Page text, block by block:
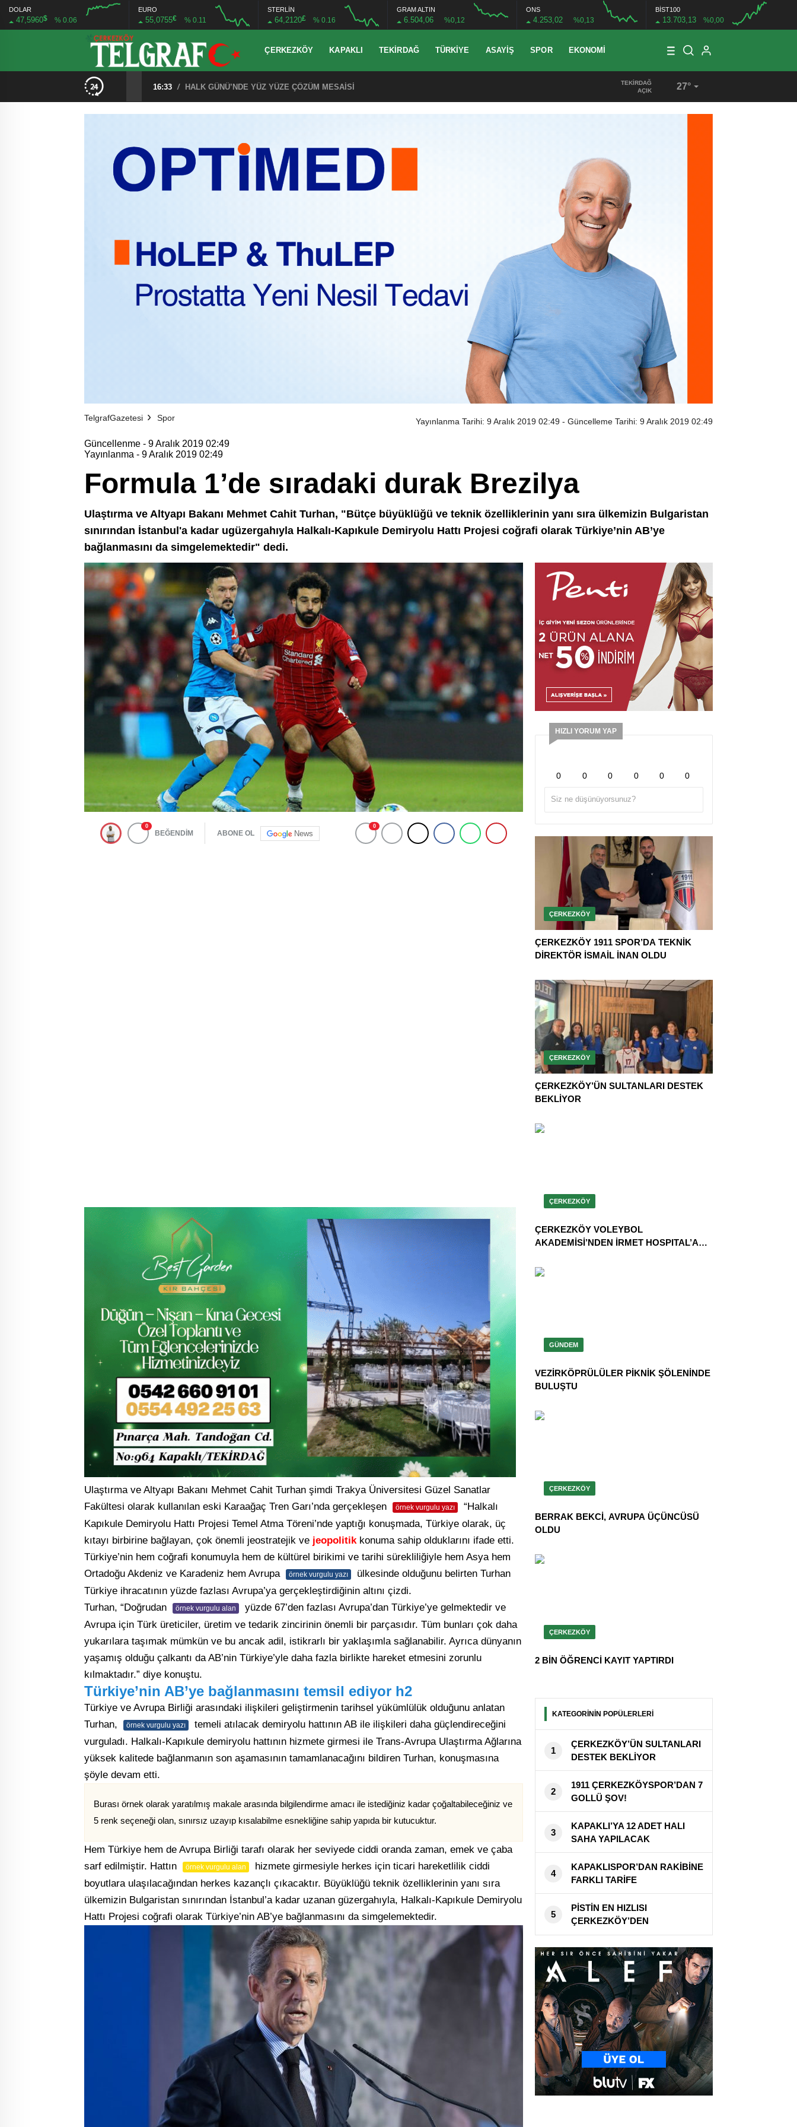
DOLAR
47,5960$ % 0.06
EURO
55,0755€ % 0.11
STERLİN
64,2120£ % 0.16
GRAM ALTIN
6.504,06 %0,12
ONS
4.253,02 %0,13
BİST100
13.703,13 %0,00
ÇERKEZKÖY KAPAKLI TEKIRDAĞ TÜRKIYE ASAYIŞ SPOR EKONOMI
11:05 / KAPAKLI’YA 13 BİN TON ASFALT SERİLDİ 286 MAHALLEDE ÜRETİME GÜÇLÜ DESTEK
TEKIRDAĞ
AÇIK
27°
TelgrafGazetesi Spor Yayınlanma Tarihi: 9 Aralık 2019 02:49 - Güncelleme Tarihi: 9 Aralık 2019 02:49
Güncellenme - 9 Aralık 2019 02:49
Yayınlanma - 9 Aralık 2019 02:49
Formula 1’de sıradaki durak Brezilya
Ulaştırma ve Altyapı Bakanı Mehmet Cahit Turhan, "Bütçe büyüklüğü ve teknik özelliklerinin yanı sıra ülkemizin Bulgaristan
sınırından İstanbul'a kadar ugüzergahıyla Halkalı-Kapıkule Demiryolu Hattı Projesi coğrafi olarak Türkiye’nin AB’ye
bağlanmasını da simgelemektedir" dedi.
0
BEĞENDİM ABONE OL News
0
Ulaştırma ve Altyapı Bakanı Mehmet Cahit Turhan şimdi Trakya Üniversitesi Güzel Sanatlar
Fakültesi olarak kullanılan eski Karaağaç Tren Garı’nda gerçekleşen
örnek vurgulu yazı
“Halkalı
Kapıkule Demiryolu Hattı Projesi Temel Atma Töreni’nde yaptığı konuşmada, Türkiye olarak, üç
kıtayı birbirine bağlayan, çok önemli jeostratejik ve jeopolitikkonuma sahip olduklarını ifade etti.
Türkiye’nin hem coğrafi konumuyla hem de kültürel birikimi ve tarihi sürekliliğiyle hem Asya hem
Ortadoğu Akdeniz ve Karadeniz hem Avrupa
örnek vurgulu yazı
ülkesinde olduğunu belirten Turhan
Türkiye ihracatının yüzde fazlası Avrupa’ya gerçekleştirdiğinin altını çizdi.
Turhan, “Doğrudan
örnek vurgulu alan
yüzde 67’den fazlası Avrupa’dan Türkiye’ye gelmektedir ve
Avrupa için Türk üreticiler, üretim ve tedarik zincirinin önemli bir parçasıdır. Tüm bunları çok daha
yukarılara taşımak mümkün ve bu ancak adil, istikrarlı bir yaklaşımla sağlanabilir. Ayrıca dünyanın
yaşamış olduğu çalkantı da AB’nin Türkiye’yle daha fazla birlikte hareket etmesini zorunlu
kılmaktadır.” diye konuştu.
Türkiye’nin AB’ye bağlanmasını temsil ediyor h2
Türkiye ve Avrupa Birliği arasındaki ilişkileri geliştirmenin tarihsel yükümlülük olduğunu anlatan
Turhan,
örnek vurgulu yazı
temeli atılacak demiryolu hattının AB ile ilişkileri daha güçlendireceğini
vurguladı. Halkalı-Kapıkule demiryolu hattının hizmete girmesi ile Trans-Avrupa Ulaştırma Ağlarına
yüksek kalitede bağlanmanın son aşamasının tamamlanacağını bildiren Turhan, konuşmasına
şöyle devam etti.
Burası örnek olarak yaratılmış makale arasında bilgilendirme amacı ile istediğiniz kadar çoğaltabileceğiniz ve
5 renk seçeneği olan, sınırsız uzayıp kısalabilme esnekliğine sahip yapıda bir kutucuktur.
Hem Türkiye hem de Avrupa Birliği tarafı olarak her seviyede ciddi oranda zaman, emek ve çaba
sarf edilmiştir. Hattın
örnek vurgulu alan
hizmete girmesiyle herkes için ticari hareketlilik ciddi
boyutlara ulaşılacağından herkes kazançlı çıkacaktır. Büyüklüğü teknik özelliklerinin yanı sıra
ülkemizin Bulgaristan sınırından İstanbul’a kadar uzanan güzergahıyla, Halkalı-Kapıkule Demiryolu
Hattı Projesi coğrafi olarak Türkiye’nin AB’ye bağlanmasını da simgelemektedir.
HIZLI YORUM YAP
0 0 0 0 0 0
ÇERKEZKÖY
ÇERKEZKÖY 1911 SPOR’DA TEKNİK
DİREKTÖR İSMAİL İNAN OLDU
ÇERKEZKÖY
ÇERKEZKÖY’ÜN SULTANLARI DESTEK
BEKLİYOR
ÇERKEZKÖY
ÇERKEZKÖY VOLEYBOL
AKADEMİSİ’NDEN İRMET HOSPITAL’A
GÜNDEM
VEZİRKÖPRÜLÜLER PİKNİK ŞÖLENİNDE
BULUŞTU
ÇERKEZKÖY
BERRAK BEKCİ, AVRUPA ÜÇÜNCÜSÜ
OLDU
ÇERKEZKÖY
2 BİN ÖĞRENCİ KAYIT YAPTIRDI
KATEGORİNİN POPÜLERLERİ
1
ÇERKEZKÖY’ÜN SULTANLARI
DESTEK BEKLİYOR
2
1911 ÇERKEZKÖYSPOR’DAN 7
GOLLÜ ŞOV!
3
KAPAKLI’YA 12 ADET HALI
SAHA YAPILACAK
4
KAPAKLISPOR’DAN RAKİBİNE
FARKLI TARİFE
5
PİSTİN EN HIZLISI
ÇERKEZKÖY’DEN